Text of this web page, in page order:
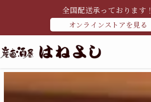
全国配送承っております！
オンラインストアを見る